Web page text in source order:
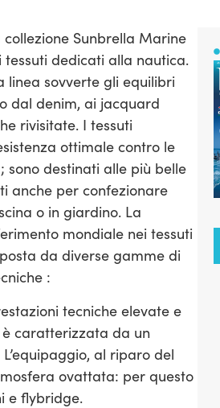
Sunbrella Marine
dedicati alla nautica.
linea sovverte gli equilibri
dal denim, ai jacquard
rivisitate. I tessuti
ottimale contro le
sono destinati alle più belle
anche per confezionare
o in giardino. La
mondiale nei tessuti
da diverse gamme di
:
tecniche elevate e
caratterizzata da un
al riparo del
ovattata: per questo
e flybridge.